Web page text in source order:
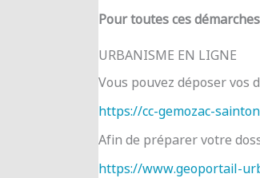
Pour toutes ces
URBANISME EN LIGNE
Vous pouvez déposer vos
https://cc-gemozac-
Afin de préparer votre
https://www.geoportail-